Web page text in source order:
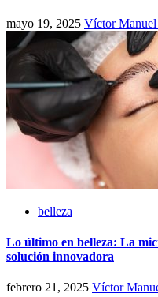
mayo 19, 2025 Víctor
belleza
Lo último en belleza: La
solución innovadora
febrero 21, 2025 Víctor